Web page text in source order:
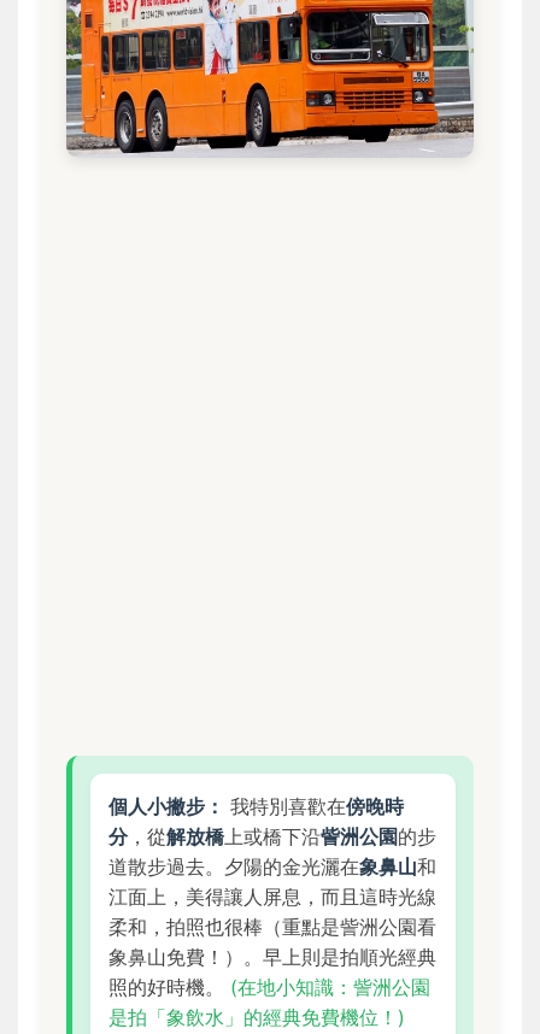
個人小撇步： 我特別喜歡在傍晚時
分，從解放橋上或橋下沿訾洲公園的步
道散步過去。夕陽的金光灑在象鼻山和
江面上，美得讓人屏息，而且這時光線
柔和，拍照也很棒（重點是訾洲公園看
象鼻山免費！）。早上則是拍順光經典
照的好時機。 (在地小知識：訾洲公園
是拍「象飲水」的經典免費機位！)